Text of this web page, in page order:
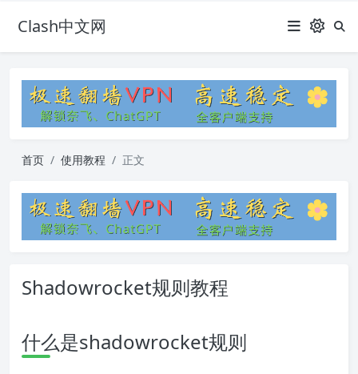
Clash中文网
首页 使用教程 正文
Shadowrocket规则教程
什么是shadowrocket规则